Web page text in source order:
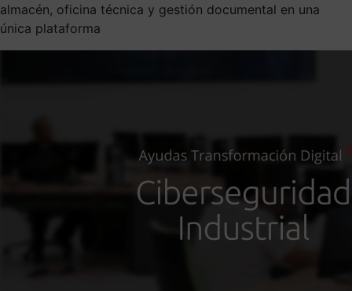
almacén, oficina técnica y gestión documental en una
única plataforma